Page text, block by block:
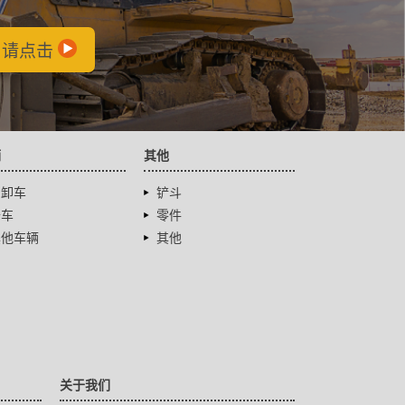
点击
车
车辆
其他
铲斗
零件
其他
关于我们